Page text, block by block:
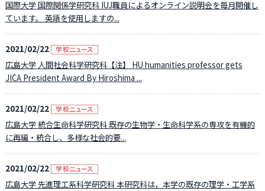
国際大学 国際関係学研究科 IUJ職員によるオンライン説明会を毎月開催し
ています。 英語を使用しますの...
2021/02/22
広島大学 人間社会科学研究科【注】 HU humanities professor gets
JICA President Award By Hiroshima ...
2021/02/22
広島大学 統合生命科学研究科 既存の生物学・生命科学系の専攻を有機的
に再編・統合し、多様な社会的要...
2021/02/22
広島大学 先進理工系科学研究科 本研究科は，本学の既存の理学・工学系